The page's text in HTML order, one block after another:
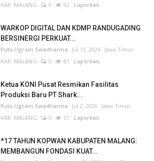
KAB. MALANG
0 92 Laporkan
WARKOP DIGITAL DAN KDMP RANDUGADING
BERSINERGI PERKUAT...
Putu Ugram Swadharma Jul 13, 2026 Jawa Timur
KAB. MALANG
0 81 Laporkan
Ketua KONI Pusat Resmikan Fasilitas
Produksi Baru PT Shark...
Putu Ugram Swadharma Jul 2, 2026 Jawa Timur
KAB. MALANG
0 57 Laporkan
*17 TAHUN KOPWAN KABUPATEN MALANG:
MEMBANGUN FONDASI KUAT...